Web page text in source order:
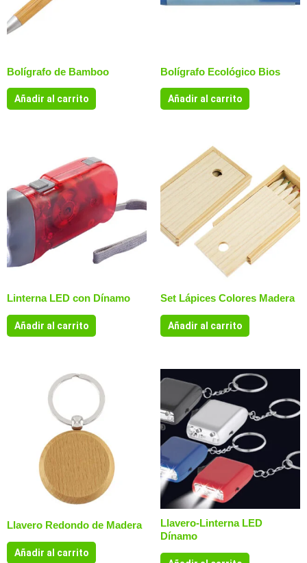
Bolígrafo de Bamboo
Añadir al carrito
Bolígrafo Ecológico Bios
Añadir al carrito
Linterna LED con Dínamo
Añadir al carrito
Set Lápices Colores Madera
Añadir al carrito
Llavero Redondo de Madera
Añadir al carrito
Llavero-Linterna LED
Dínamo